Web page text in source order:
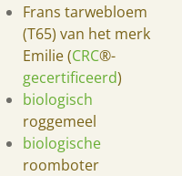
Frans tarwebloem
(T65) van het merk
Emilie (CRC®-
gecertificeerd)
biologisch
roggemeel
biologische
roomboter